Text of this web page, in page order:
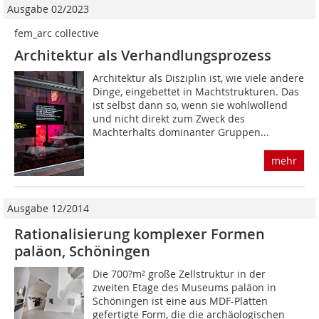
Ausgabe 02/2023
fem_arc collective
Architektur als Verhandlungsprozess
Architektur als Disziplin ist, wie viele andere
Dinge, eingebettet in Machtstrukturen. Das
ist selbst dann so, wenn sie wohlwollend
und nicht direkt zum Zweck des
Machterhalts dominanter Gruppen...
mehr
Ausgabe 12/2014
Rationalisierung komplexer Formen
paläon, Schöningen
Die 700?m² große Zellstruktur in der
zweiten Etage des Museums paläon in
Schöningen ist eine aus MDF-Platten
gefertigte Form, die die archäologischen